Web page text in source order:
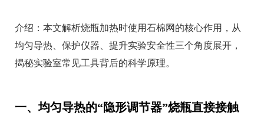
介绍： 本文解析烧瓶加热时使用石棉网的核心作用，从
均匀导热、保护仪器、提升实验安全性三个角度展开，
揭秘实验室常见工具背后的科学原理。
一、均匀导热的“隐形调节器”烧瓶直接接触